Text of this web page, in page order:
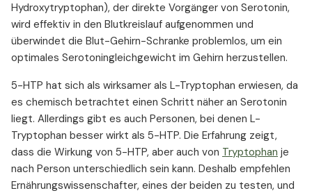
Hydroxytryptophan), der direkte Vorgänger von Serotonin,
wird effektiv in den Blutkreislauf aufgenommen und
überwindet die Blut-Gehirn-Schranke problemlos, um ein
optimales Serotoningleichgewicht im Gehirn herzustellen.
5-HTP hat sich als wirksamer als L-Tryptophan erwiesen, da
es chemisch betrachtet einen Schritt näher an Serotonin
liegt. Allerdings gibt es auch Personen, bei denen L-
Tryptophan besser wirkt als 5-HTP. Die Erfahrung zeigt,
dass die Wirkung von 5-HTP, aber auch von Tryptophan je
nach Person unterschiedlich sein kann. Deshalb empfehlen
Ernährungswissenschafter, eines der beiden zu testen, und